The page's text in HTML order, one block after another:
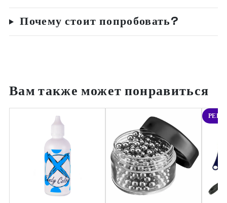
Почему стоит попробовать?
Вам также может понравиться